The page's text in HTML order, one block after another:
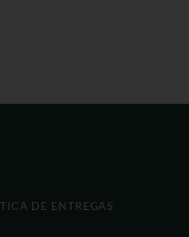
DE ENTREGAS